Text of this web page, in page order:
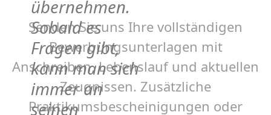
übernehmen.
Sobald es
Fragen gibt,
kann man sich
immer an
seinen
Senden Sie uns Ihre vollständigen
Bewerbungsunterlagen mit
Anschreiben, Lebenslauf und aktuellen
Zeugnissen. Zusätzliche
Praktikumsbescheinigungen oder